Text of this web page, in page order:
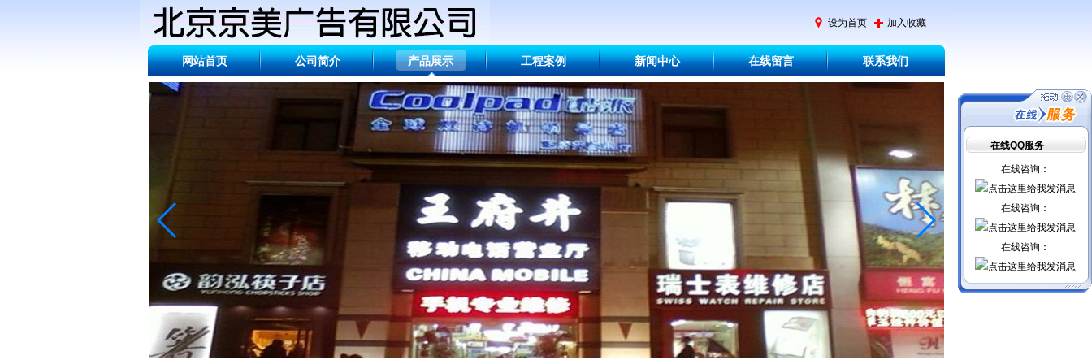
设为首页 加入收藏
网站首页 公司简介 产品展示 工程案例 新闻中心 在线留言 联系我们
在线QQ服务
在线咨询：
在线咨询：
在线咨询：